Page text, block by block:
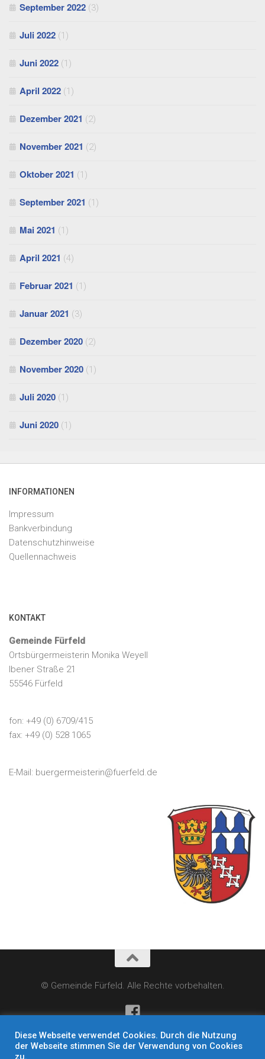
September 2022 (3)
Juli 2022 (1)
Juni 2022 (1)
April 2022 (1)
Dezember 2021 (2)
November 2021 (2)
Oktober 2021 (1)
September 2021 (1)
Mai 2021 (1)
April 2021 (4)
Februar 2021 (1)
Januar 2021 (3)
Dezember 2020 (2)
November 2020 (1)
Juli 2020 (1)
Juni 2020 (1)
INFORMATIONEN
Impressum
Bankverbindung
Datenschutzhinweise
Quellennachweis
KONTAKT
Gemeinde Fürfeld
Ortsbürgermeisterin Monika Weyell
Ibener Straße 21
55546 Fürfeld
fon: +49 (0) 6709/415
fax: +49 (0) 528 1065
E-Mail: buergermeisterin@fuerfeld.de
© Gemeinde Fürfeld. Alle Rechte vorbehalten.
Diese Webseite verwendet Cookies. Durch die Nutzung
der Webseite stimmen Sie der Verwendung von Cookies
zu.